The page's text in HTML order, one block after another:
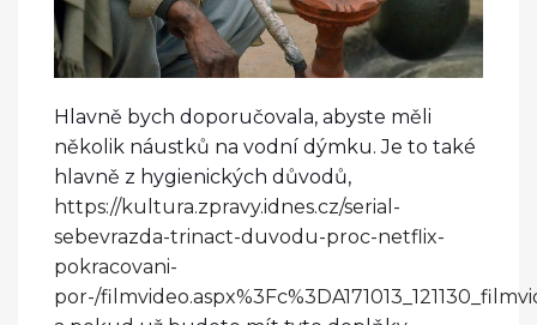
Hlavně bych doporučovala, abyste měli
několik náustků na vodní dýmku. Je to také
hlavně z hygienických důvodů,
https://kultura.zpravy.idnes.cz/serial-
sebevrazda-trinact-duvodu-proc-netflix-
pokracovani-
por-/